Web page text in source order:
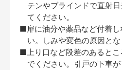
テンやブラインドで直射
てください。
■扉に油分や薬品など付着し
い。しみや変色の原因とな
■上り口など段差のあると
でください。引戸の下車